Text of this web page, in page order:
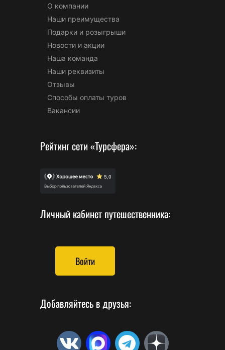
О компании
Наши преимущества
Подарки и розыгрыши
Новости и акции
Наша команда
Наши реквизиты
Отзывы
Способы оплаты туров
Вакансии
Рейтинг сети «Турсфера»:
Личный кабинет путешественника:
Войти
Добавляйтесь в друзья: